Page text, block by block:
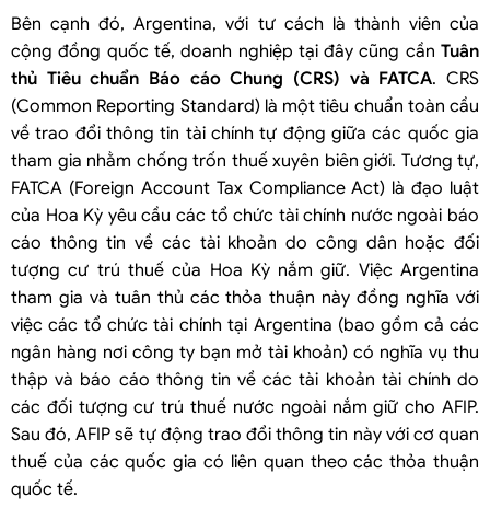
Bên cạnh đó, Argentina, với tư cách là thành viên của
cộng đồng quốc tế, doanh nghiệp tại đây cũng cần Tuân
thủ Tiêu chuẩn Báo cáo Chung (CRS) và FATCA. CRS
(Common Reporting Standard) là một tiêu chuẩn toàn cầu
về trao đổi thông tin tài chính tự động giữa các quốc gia
tham gia nhằm chống trốn thuế xuyên biên giới. Tương tự,
FATCA (Foreign Account Tax Compliance Act) là đạo luật
của Hoa Kỳ yêu cầu các tổ chức tài chính nước ngoài báo
cáo thông tin về các tài khoản do công dân hoặc đối
tượng cư trú thuế của Hoa Kỳ nắm giữ. Việc Argentina
tham gia và tuân thủ các thỏa thuận này đồng nghĩa với
việc các tổ chức tài chính tại Argentina (bao gồm cả các
ngân hàng nơi công ty bạn mở tài khoản) có nghĩa vụ thu
thập và báo cáo thông tin về các tài khoản tài chính do
các đối tượng cư trú thuế nước ngoài nắm giữ cho AFIP.
Sau đó, AFIP sẽ tự động trao đổi thông tin này với cơ quan
thuế của các quốc gia có liên quan theo các thỏa thuận
quốc tế.